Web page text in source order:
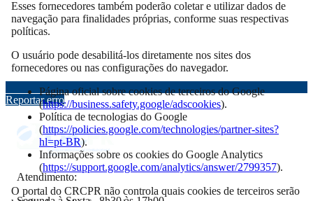
Reportar erro
Atendimento:
Esses fornecedores também poderão coletar e utilizar dados de
navegação para finalidades próprias, conforme suas respectivas
políticas.
O usuário pode desabilitá-los diretamente nos sites dos
fornecedores ou nas configurações do navegador.
Página oficial sobre cookies de terceiros do Google
(https://business.safety.google/adscookies).
Política de tecnologias do Google
(https://policies.google.com/technologies/partner-sites?
hl=pt-BR).
Informações sobre os cookies do Google Analytics
(https://support.google.com/analytics/answer/2799357).
O portal do CRCPR não controla quais cookies de terceiros serão